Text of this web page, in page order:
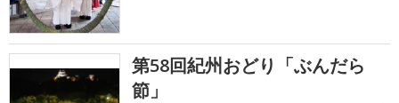
第58回紀州おどり「ぶんだら
節」